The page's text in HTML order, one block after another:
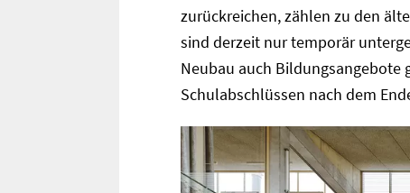
zurückreichen, zählen zu den
sind derzeit nur temporär
Neubau auch Bildungsangebote
Schulabschlüssen nach dem